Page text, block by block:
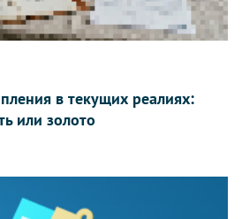
в текущих реалиях:
или золото